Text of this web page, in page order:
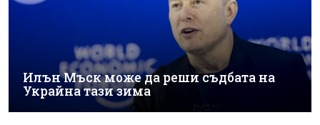
Илън Мъск може да реши съдбата на
Украйна тази зима